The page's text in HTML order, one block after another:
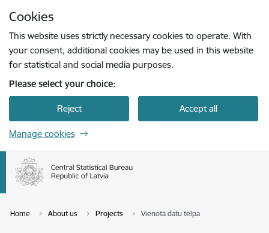
Cookies
This website uses strictly necessary cookies to operate. With
your consent, additional cookies may be used in this website
for statistical and social media purposes.
Please select your choice:
Reject Accept all
Manage cookies
Home About us Projects Vienotā datu telpa